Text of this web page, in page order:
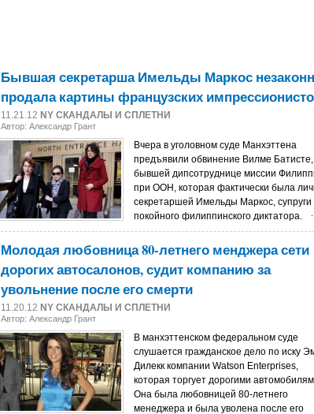
Бывшая секретарша Имельды Маркос
продала картины французских
11.21.12 NY СКАНДАЛЫ И СПЛЕТНИ
Автор: Александр Грант
Вчера в уголовном суде Манхэттена
предъявили обвинение Вилме Батисте,
бывшей дипсотруднице миссии
при ООН, которая фактически была
секретаршей Имельды Маркос, супруги
покойного филиппинского диктатора.
Молодая любовница 80-летнего менджера сети
дорогих автосалонов, судит компанию за
увольнение после его смерти
11.20.12 NY СКАНДАЛЫ И СПЛЕТНИ
Автор: Александр Грант
В манхэттенском федеральном суде
слушается гражданское дело по иску
Дилекк компании Watson Enterprises,
которая торгует дорогими
Она была любовницей 80-летнего
менеджера и была уволена после его